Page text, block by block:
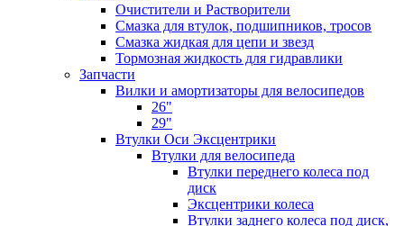
Очистители и Растворители
Смазка для втулок, подшипников, тросов
Смазка жидкая для цепи и звезд
Тормозная жидкость для гидравлики
Запчасти
Вилки и амортизаторы для велосипедов
26"
29"
Втулки Оси Эксцентрики
Втулки для велосипеда
Втулки переднего колеса под
диск
Эксцентрики колеса
Втулки заднего колеса под диск,